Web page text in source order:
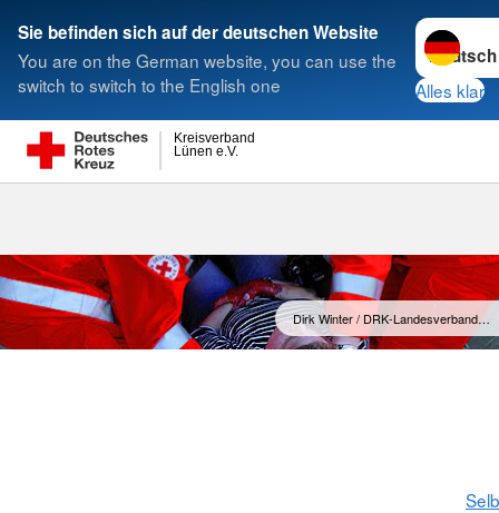
Sie befinden sich auf der deutschen Website
You are on the German website, you can use the
switch to switch to the English one
Sprache
Alles klar
Lünen e.V.
Kreisverband
Suche
Dirk Winter / DRK-Landesverband…